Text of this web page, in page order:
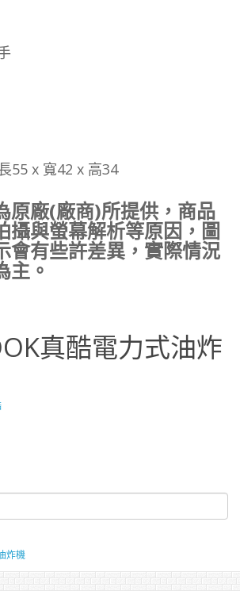
55 x 寬42 x 高34
原廠(廠商)所提供，商品
攝與螢幕解析等原因，圖
會有些許差異，實際情況
主。
真酷電力式油炸
炸機